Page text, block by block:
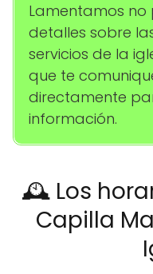
Lamentamos
detalles sobre
servicios de la
que te
directamente
información.
🕰️ Los
Capilla